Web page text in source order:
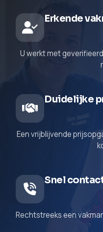
Erkende
U werkt met
Duidelijke
Een vrijblijvende
Snel
Rechtstreeks een